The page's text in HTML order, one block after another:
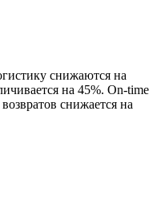
снижаются на
на 45%. On-time
снижается на